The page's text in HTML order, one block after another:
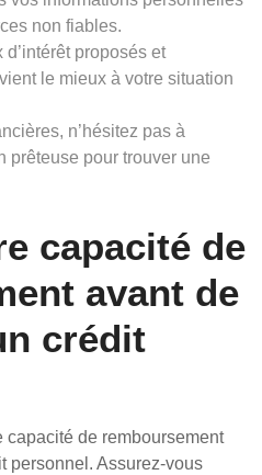
non fiables.
proposés et
le mieux à votre situation
n’hésitez pas à
prêteuse pour trouver une
capacité de
avant de
crédit
capacité de remboursement
personnel. Assurez-vous